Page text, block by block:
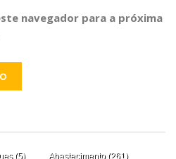
navegador para a próxima
(5) Abastecimento(261)